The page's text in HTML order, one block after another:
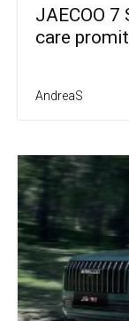
JAECOO 7
care
AndreaS